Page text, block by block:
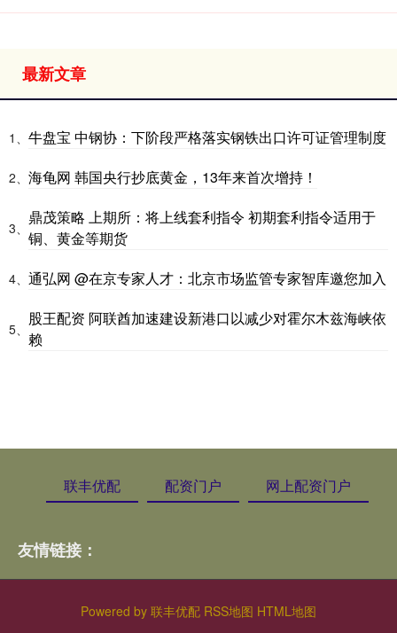
最新文章
1、 牛盘宝 中钢协：下阶段严格落实钢铁出口许可证管理制度
2、 海龟网 韩国央行抄底黄金，13年来首次增持！
3、
鼎茂策略 上期所：将上线套利指令 初期套利指令适用于
铜、黄金等期货
4、 通弘网 @在京专家人才：北京市场监管专家智库邀您加入
5、
股王配资 阿联酋加速建设新港口以减少对霍尔木兹海峡依
赖
联丰优配 配资门户 网上配资门户
友情链接：
Powered by 联丰优配 RSS地图 HTML地图